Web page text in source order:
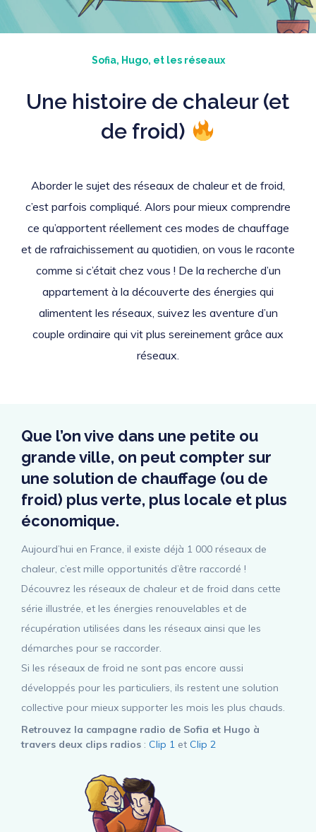
Sofia, Hugo, et les réseaux
Une histoire de chaleur (et
de froid)
Aborder le sujet des réseaux de chaleur et de froid,
c’est parfois compliqué. Alors pour mieux comprendre
ce qu’apportent réellement ces modes de chauffage
et de rafraichissement au quotidien, on vous le raconte
comme si c’était chez vous ! De la recherche d’un
appartement à la découverte des énergies qui
alimentent les réseaux, suivez les aventure d’un
couple ordinaire qui vit plus sereinement grâce aux
réseaux.
Que l’on vive dans une petite ou
grande ville, on peut compter sur
une solution de chauffage (ou de
froid) plus verte, plus locale et plus
économique.
Aujourd’hui en France, il existe déjà 1 000 réseaux de
chaleur, c’est mille opportunités d’être raccordé !
Découvrez les réseaux de chaleur et de froid dans cette
série illustrée, et les énergies renouvelables et de
récupération utilisées dans les réseaux ainsi que les
démarches pour se raccorder.
Si les réseaux de froid ne sont pas encore aussi
développés pour les particuliers, ils restent une solution
collective pour mieux supporter les mois les plus chauds.
Retrouvez la campagne radio de Sofia et Hugo à
travers deux clips radios : Clip 1 et Clip 2